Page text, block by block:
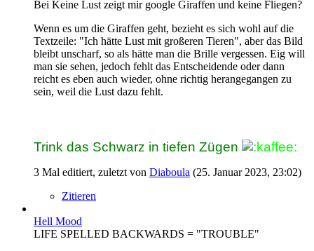
Bei Keine Lust zeigt mir google Giraffen und keine Fliegen?
Wenn es um die Giraffen geht, bezieht es sich wohl auf die
Textzeile: "Ich hätte Lust mit großeren Tieren", aber das Bild
bleibt unscharf, so als hätte man die Brille vergessen. Eig will
man sie sehen, jedoch fehlt das Entscheidende oder dann
reicht es eben auch wieder, ohne richtig herangegangen zu
sein, weil die Lust dazu fehlt.
Trink das Schwarz in tiefen Zügen
3 Mal editiert, zuletzt von Diaboula (25. Januar 2023, 23:02)
Zitieren
Hell Mood
LIFE SPELLED BACKWARDS = "TROUBLE"